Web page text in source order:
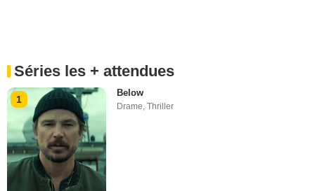
Séries les + attendues
1
Below
Drame,Thriller